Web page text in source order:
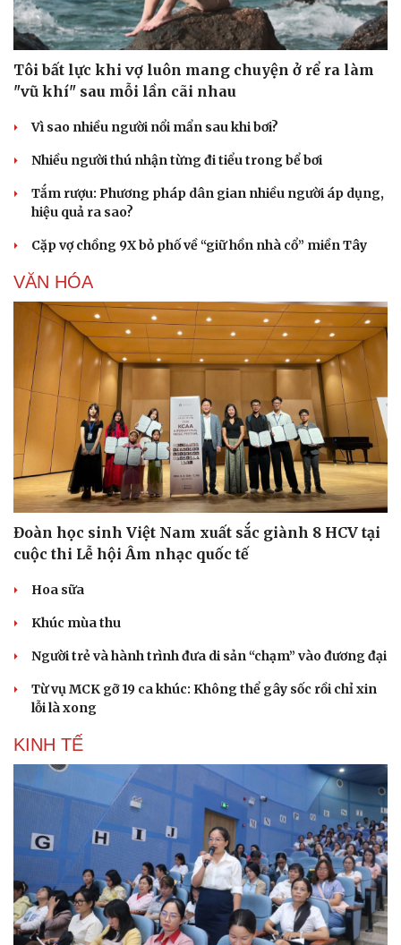
Dinh dưỡng - món ngon
Sản phụ khoa
Nam khoa
Làm đẹp - giảm cân
Ăn sạch sống khỏe
Nhà đẹp
Tôi bất lực khi vợ luôn mang chuyện ở rể ra làm
"vũ khí" sau mỗi lần cãi nhau
Vì sao nhiều người nổi mẩn sau khi bơi?
Nhiều người thú nhận từng đi tiểu trong bể bơi
Tắm rượu: Phương pháp dân gian nhiều người áp dụng,
hiệu quả ra sao?
Cặp vợ chồng 9X bỏ phố về “giữ hồn nhà cổ” miền Tây
VĂN HÓA
Đoàn học sinh Việt Nam xuất sắc giành 8 HCV tại
cuộc thi Lễ hội Âm nhạc quốc tế
Hoa sữa
Khúc mùa thu
Người trẻ và hành trình đưa di sản “chạm” vào đương đại
Từ vụ MCK gỡ 19 ca khúc: Không thể gây sốc rồi chỉ xin
lỗi là xong
KINH TẾ